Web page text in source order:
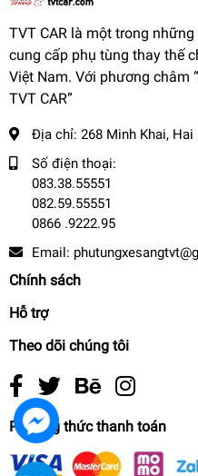
TVT CAR là một trong
cung cấp phụ tùng thay thế
Việt Nam. Với phương châm
TVT CAR”
Địa chỉ: 268 Minh Khai, Hai
Số điện thoại:
083.38.55551
082.59.55551
0866 .9222.95
Email:
Chính sách
Hỗ trợ
Theo dõi chúng tôi
Phương thức thanh toán